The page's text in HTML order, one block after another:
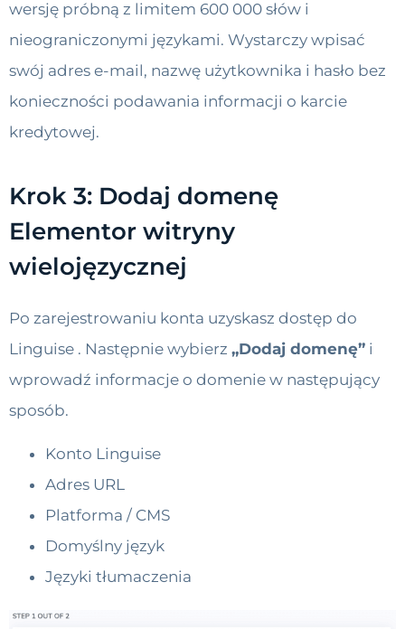
wersję próbną z limitem 600 000 słów i
nieograniczonymi językami. Wystarczy wpisać
swój adres e-mail, nazwę użytkownika i hasło bez
konieczności podawania informacji o karcie
kredytowej.
Krok 3: Dodaj domenę
Elementor witryny
wielojęzycznej
Po zarejestrowaniu konta uzyskasz dostęp do
Linguise . Następnie wybierz „Dodaj domenę” i
wprowadź informacje o domenie w następujący
sposób.
Konto Linguise
Adres URL
Platforma / CMS
Domyślny język
Języki tłumaczenia